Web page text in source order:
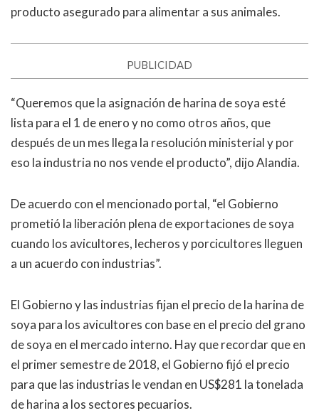
producto asegurado para alimentar a sus animales.
PUBLICIDAD
“Queremos que la asignación de harina de soya esté
lista para el 1 de enero y no como otros años, que
después de un mes llega la resolución ministerial y por
eso la industria no nos vende el producto”, dijo Alandia.
De acuerdo con el mencionado portal, “el Gobierno
prometió la liberación plena de exportaciones de soya
cuando los avicultores, lecheros y porcicultores lleguen
a un acuerdo con industrias”.
El Gobierno y las industrias fijan el precio de la harina de
soya para los avicultores con base en el precio del grano
de soya en el mercado interno. Hay que recordar que en
el primer semestre de 2018, el Gobierno fijó el precio
para que las industrias le vendan en US$281 la tonelada
de harina a los sectores pecuarios.